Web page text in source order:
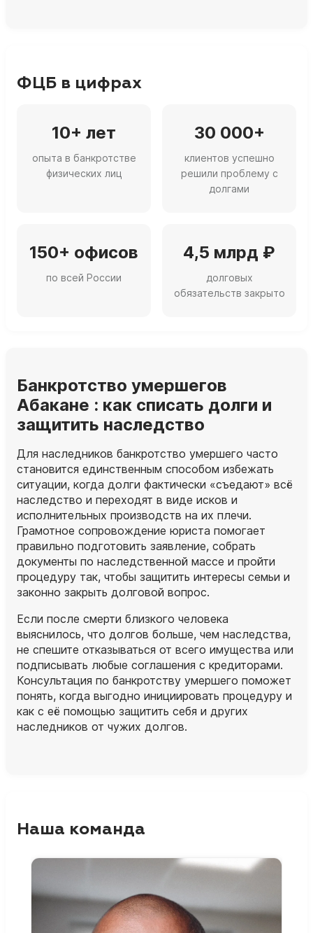
ФЦБ в цифрах
10+ лет
опыта в банкротстве
физических лиц
30 000+
клиентов успешно
решили проблему с
долгами
150+ офисов
по всей России
4,5 млрд ₽
долговых
обязательств закрыто
Банкротство умершегов
Абакане : как списать долги и
защитить наследство
Для наследников банкротство умершего часто
становится единственным способом избежать
ситуации, когда долги фактически «съедают» всё
наследство и переходят в виде исков и
исполнительных производств на их плечи.
Грамотное сопровождение юриста помогает
правильно подготовить заявление, собрать
документы по наследственной массе и пройти
процедуру так, чтобы защитить интересы семьи и
законно закрыть долговой вопрос.
Если после смерти близкого человека
выяснилось, что долгов больше, чем наследства,
не спешите отказываться от всего имущества или
подписывать любые соглашения с кредиторами.
Консультация по банкротству умершего поможет
понять, когда выгодно инициировать процедуру и
как с её помощью защитить себя и других
наследников от чужих долгов.
Наша команда